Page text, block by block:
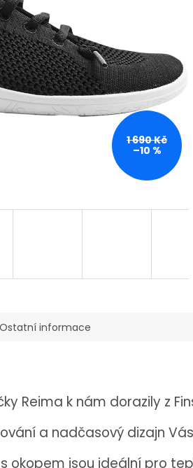
1 690 Kč
–10 %
Ostatní informace
Reima k nám dorazily z
a nadčasový dizajn
okopem jsou ideální pro